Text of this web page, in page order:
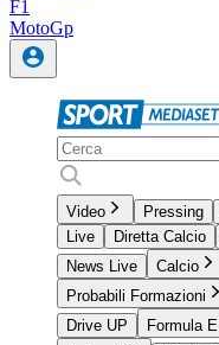
F1
MotoGp
Video Pressing
Live
Diretta Calcio
News Live
Calcio
Probabili Formazioni
Drive UP
Formula E